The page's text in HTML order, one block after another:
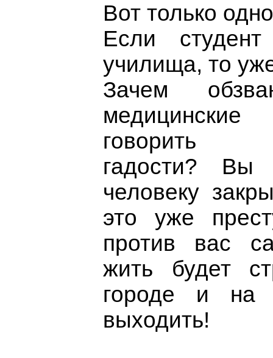
Вот только
Если
училища, то
Зачем
говорить
гадости?
человеку
это уже
против вас
жить будет
городе и на
выходить!